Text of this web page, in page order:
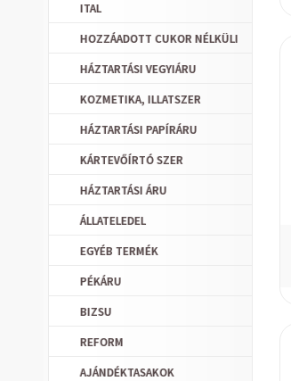
ITAL
HOZZÁADOTT CUKOR NÉLKÜLI
HÁZTARTÁSI VEGYIÁRU
KOZMETIKA, ILLATSZER
HÁZTARTÁSI PAPÍRÁRU
KÁRTEVŐÍRTÓ SZER
HÁZTARTÁSI ÁRU
ÁLLATELEDEL
EGYÉB TERMÉK
PÉKÁRU
BIZSU
REFORM
AJÁNDÉKTASAKOK